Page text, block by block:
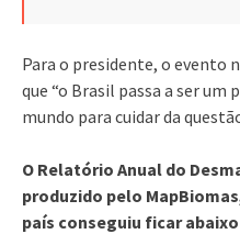
Para o presidente, o evento
que “o Brasil passa a ser um
mundo para cuidar da
O Relatório Anual do
produzido pelo
país conseguiu ficar